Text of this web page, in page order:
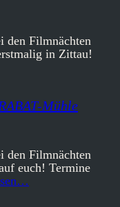
den Filmnächten
in Zittau!
Mühle
den Filmnächten
euch! Termine